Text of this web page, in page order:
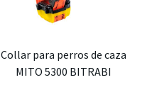
Collar para perros de caza
MITO 5300 BITRABI